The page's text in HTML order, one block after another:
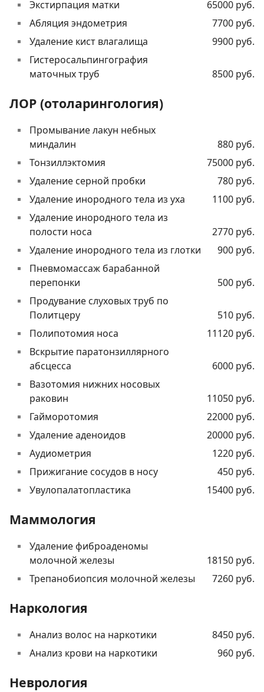
Экстирпация матки
65000 руб.
Абляция эндометрия
7700 руб.
Удаление кист влагалища
9900 руб.
Гистеросальпингография
маточных труб
8500 руб.
ЛОР (отоларингология)
Промывание лакун небных
миндалин
880 руб.
Тонзиллэктомия
75000 руб.
Удаление серной пробки
780 руб.
Удаление инородного тела из уха
1100 руб.
Удаление инородного тела из
полости носа
2770 руб.
Удаление инородного тела из глотки
900 руб.
Пневмомассаж барабанной
перепонки
500 руб.
Продувание слуховых труб по
Политцеру
510 руб.
Полипотомия носа
11120 руб.
Вскрытие паратонзиллярного
абсцесса
6000 руб.
Вазотомия нижних носовых
раковин
11050 руб.
Гайморотомия
22000 руб.
Удаление аденоидов
20000 руб.
Аудиометрия
1220 руб.
Прижигание сосудов в носу
450 руб.
Увулопалатопластика
15400 руб.
Маммология
Удаление фиброаденомы
молочной железы
18150 руб.
Трепанобиопсия молочной железы
7260 руб.
Наркология
Анализ волос на наркотики
8450 руб.
Анализ крови на наркотики
960 руб.
Неврология